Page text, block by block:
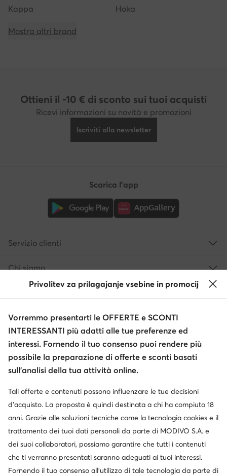
Kappa Hoka
Mostra altri brand
Ottieni il -10 € di sconto sui tuoi acquisti
Ricevi informazioni su novità e promozioni
Iscriviti alla newsletter
Cambia paese: Italia (IT)
Scarica l'app
Servizio clienti
Chi siamo
© escarpe.it 2026
Modifica impostazioni
Informativa sulla privacy
Protezione dei dati
Privolitev za prilagajanje vsebine in promocij
Vorremmo presentarti le OFFERTE e SCONTI
INTERESSANTI più adatti alle tue preferenze ed
interessi. Fornendo il tuo consenso puoi rendere più
possibile la preparazione di offerte e sconti basati
sull’analisi della tua attività online.
Tali offerte e contenuti possono influenzare le tue decisioni
d’acquisto. La proposta è quindi destinata a chi ha compiuto 18
anni. Grazie alle soluzioni tecniche come la tecnologia cookies e il
trattamento dei tuoi dati personali da parte di MODIVO S.A. e
dei suoi collaboratori, possiamo garantire che tutti i contenuti
che ti verranno presentati saranno adeguati ai tuoi interessi.
Fornendo il tuo consenso all’utilizzo di tale tecnologia da parte di